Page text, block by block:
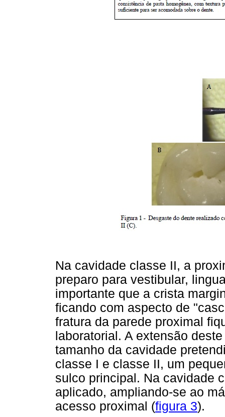
Na cavidade classe II, a
preparo para vestibular,
importante que a crista
ficando com aspecto de
fratura da parede proximal
laboratorial. A extensão
tamanho da cavidade
classe I e classe II, um
sulco principal. Na cavidade
aplicado, ampliando-se ao
acesso proximal (figura 3).